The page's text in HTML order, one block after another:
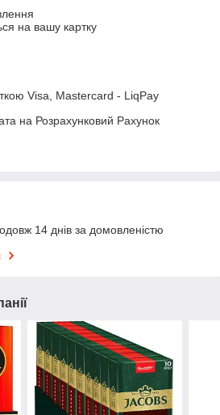
на вашу картку
Visa, Mastercard - LiqPay
на Розрахунковий Рахунок
14 днів за домовленістю